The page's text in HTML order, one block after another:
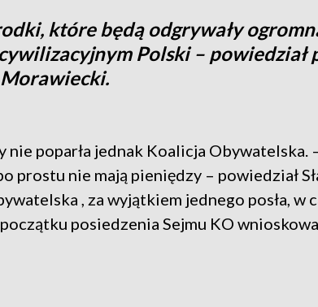
które będą odgrywały
Polski – powiedział
nie poparła jednak Koalicja
prostu nie mają pieniędzy – powiedział
, za wyjątkiem jednego posła, w
początku posiedzenia Sejmu KO